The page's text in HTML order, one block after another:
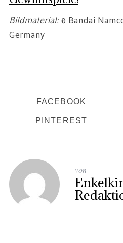
Bildmaterial:© Bandai
Germany
FACEBOOK
PINTEREST
von